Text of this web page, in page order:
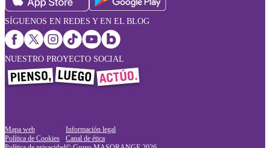
SÍGUENOS EN REDES Y EN EL BLOG
NUESTRO PROYECTO SOCIAL
Mapa web
Política de Cookies
Información legal
Canal de ética